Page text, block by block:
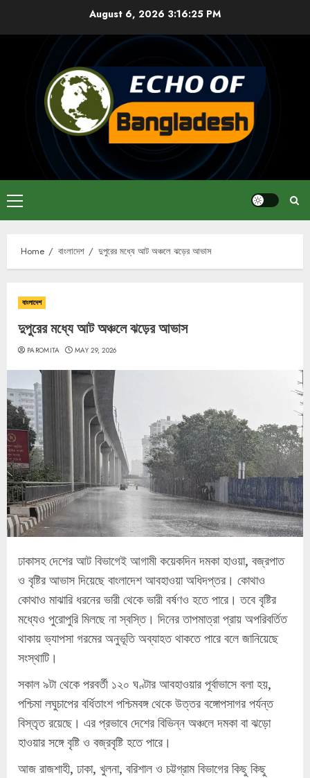
August 6, 2026 3:16:25 PM
Primary
Menu
Home বাংলাদেশ দুপুরের মধ্যে আট অঞ্চলে ঝড়ের আভাস
বাংলাদেশ
দুপুরের মধ্যে আট অঞ্চলে ঝড়ের আভাস
PAROMITA MAY 29, 2026
ঢাকাসহ দেশের আট বিভাগেই আগামী কয়েকদিন দমকা হাওয়া, বজ্রপাত
ও বৃষ্টির আভাস দিয়েছে বাংলাদেশ আবহাওয়া অধিদপ্তর। কোথাও
কোথাও মাঝারি ধরনের ভারী থেকে ভারী বর্ষণও হতে পারে। তবে বৃষ্টির
মধ্যেও পুরোপুরি মিলছে না স্বস্তি। দিনের তাপমাত্রা প্রায় অপরিবর্তিত
থাকায় ভ্যাপসা গরমের অনুভূতি অব্যাহত থাকতে পারে বলে জানিয়েছে
সংস্থাটি।
সকাল ৯টা থেকে পরবর্তী ১২০ ঘণ্টার আবহাওয়ার পূর্বাভাসে বলা হয়,
পশ্চিমা লঘুচাপের বর্ধিতাংশ পশ্চিমবঙ্গ থেকে উত্তর বঙ্গোপসাগর পর্যন্ত
বিস্তৃত রয়েছে। এর প্রভাবে দেশের বিভিন্ন অঞ্চলে দমকা বা ঝড়ো
হাওয়ার সঙ্গে বৃষ্টি ও বজ্রবৃষ্টি হতে পারে।
আজ রাজশাহী, ঢাকা, খুলনা, বরিশাল ও চট্টগ্রাম বিভাগের কিছু কিছু